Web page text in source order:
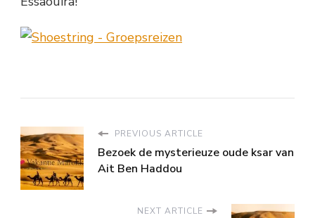
PREVIOUS ARTICLE
Bezoek de mysterieuze oude ksar van
Ait Ben Haddou
NEXT ARTICLE